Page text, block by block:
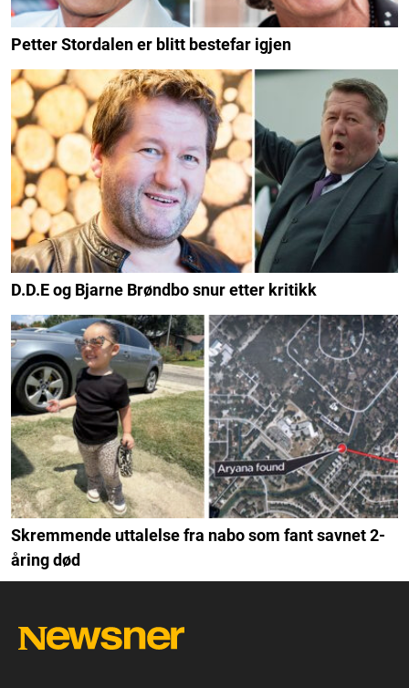
Petter Stordalen er blitt bestefar igjen
D.D.E og Bjarne Brøndbo snur etter kritikk
Skremmende uttalelse fra nabo som fant savnet 2-
åring død